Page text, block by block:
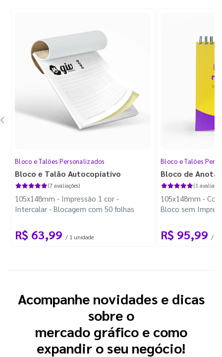
Bloco e Talões Personalizados
Bloco e Talão Autocopiativo
(7 avaliações)
105x148mm - Impressão 1 cor -
Intercalar - Blocagem com 50 folhas
R$ 63,99 / 1 unidade
Bloco e Talões
Bloco de
(1
105x148mm -
Bloco sem
R$ 95,99 / 10
Acompanhe novidades e dicas
sobre o
mercado gráfico e como
expandir o seu negócio!